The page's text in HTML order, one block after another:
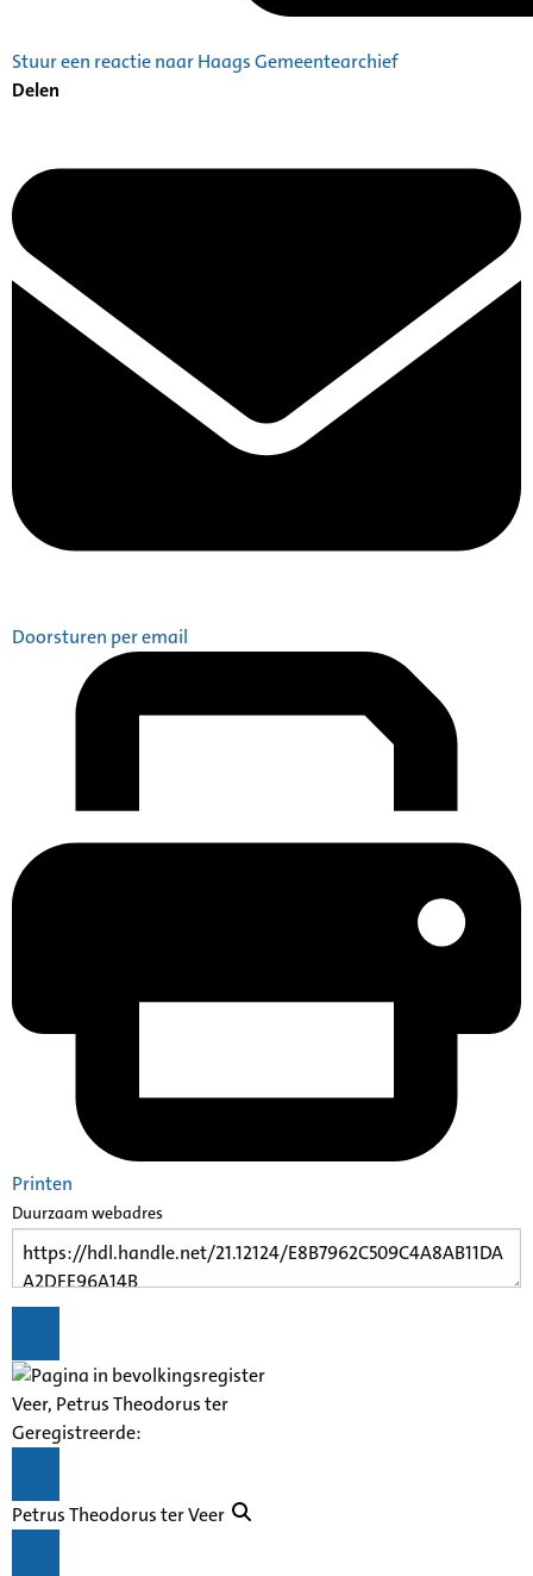
Stuur een reactie naar Haags Gemeentearchief
Delen
Doorsturen per email
Printen
Duurzaam webadres
Veer, Petrus Theodorus ter
Geregistreerde:
Petrus Theodorus ter Veer